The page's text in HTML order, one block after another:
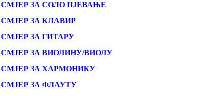
СМЈЕР ЗА СОЛО ПЈЕВАЊЕ
СМЈЕР ЗА КЛАВИР
СМЈЕР ЗА ГИТАРУ
СМЈЕР ЗА ВИОЛИНУ/ВИОЛУ
СМЈЕР ЗА ХАРМОНИКУ
СМЈЕР ЗА ФЛАУТУ